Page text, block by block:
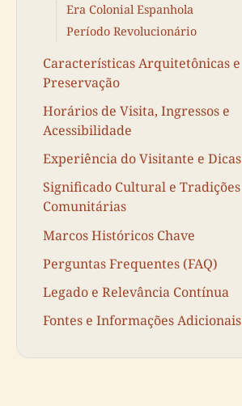
Era Colonial Espanhola
Período Revolucionário
Características Arquitetônicas e
Preservação
Horários de Visita, Ingressos e
Acessibilidade
Experiência do Visitante e Dicas
Significado Cultural e Tradições
Comunitárias
Marcos Históricos Chave
Perguntas Frequentes (FAQ)
Legado e Relevância Contínua
Fontes e Informações Adicionais